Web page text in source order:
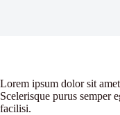
Lorem ipsum dolor sit
Scelerisque purus semper
facilisi.